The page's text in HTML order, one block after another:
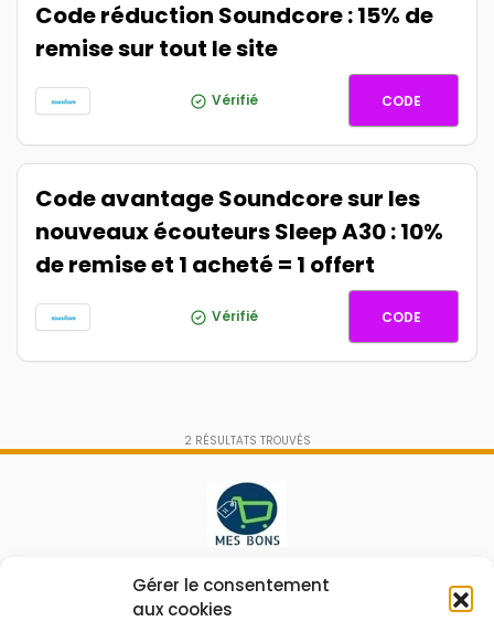
Gérer le consentement
aux cookies
Code réduction Soundcore : 15% de
remise sur tout le site
Vérifié AFSC20
CODE
Code avantage Soundcore sur les
nouveaux écouteurs Sleep A30 : 10%
de remise et 1 acheté = 1 offert
Vérifié CODE
2 RÉSULTATS TROUVÉS
Le prix peut être réduit !